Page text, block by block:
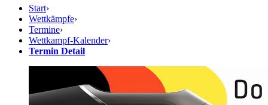
Start›
Wettkämpfe›
Termine›
Wettkampf-Kalender›
Termin Detail